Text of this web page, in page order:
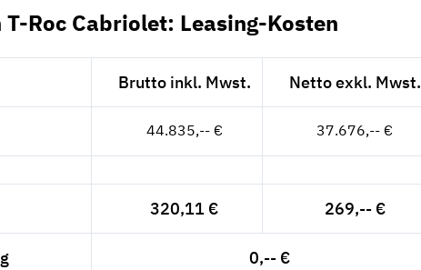
Roc Cabriolet: Leasing-Kosten
Brutto inkl. Mwst. Netto exkl. Mwst.
44.835,-- € 37.676,-- €
320,11 € 269,-- €
0,-- €